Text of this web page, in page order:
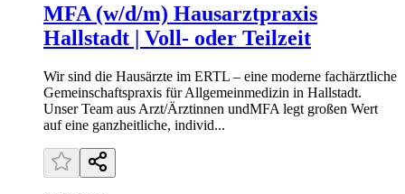
MFA (w/d/m) Hausarztpraxis
Hallstadt | Voll- oder Teilzeit
Wir sind die Hausärzte im ERTL – eine moderne fachärztliche
Gemeinschaftspraxis für Allgemeinmedizin in Hallstadt.
Unser Team aus Arzt/Ärztinnen undMFA legt großen Wert
auf eine ganzheitliche, individ...